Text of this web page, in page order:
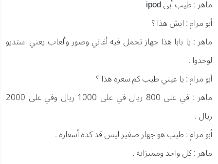
ماهر : طيب أبى ipod
أبو مرام : ايش هذا ؟
ماهر : يا بابا هذا جهاز تحمل فيه أغاني وصور وألعاب يعني استديو
لوحدوا .
أبو مرام : يا عيني طيب كم سعره هذا ؟
ماهر : في على 800 ريال في على 1000 ريال وفي على 2000
ريال .
أبو مرام : طيب هو جهاز صغير ليش قد كده أسعاره .
ماهر : كل واحد ومميزاته .